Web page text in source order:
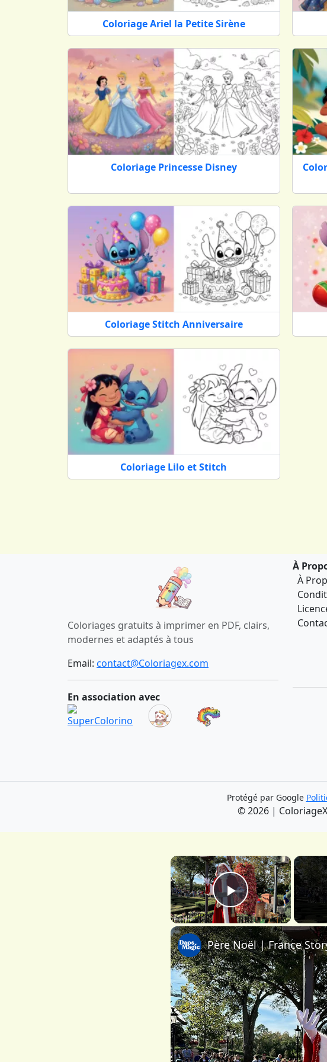
Explorez, téléchargez et amusez-vous
Parcourez librement notre collection et choisissez le
impression rapide et facile. Que ce soit pour jouer,
quotidien grâce à vos couleurs.
Coloriage Ariel la Petite Sirène
Coloriage Princesse Disney
Coloriage Stitch Anniversaire
Coloriage Lilo et Stitch
Coloriages gratuits à imprimer en PDF, clairs,
modernes et adaptés à tous
Email: contact@Coloriagex.com
En association avec
À
À
Protégé par Google
© 2026 |
×
Play Video